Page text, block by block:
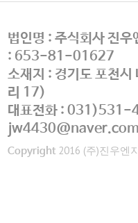
법인명 : 주식회사 진
: 653-81-01627
소재지 : 경기도 포천
리 17)
대표전화 :
Copyright 2016 (주)진우엔